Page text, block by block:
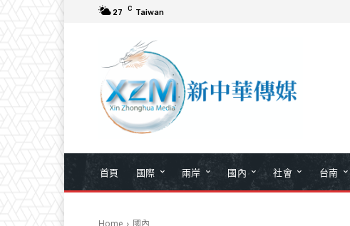
27 C Taiwan
首頁 國際 兩岸 國內 社會 台南